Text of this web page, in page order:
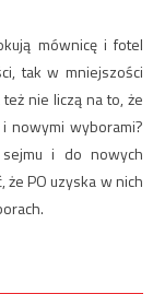
mównicę i fotel
tak w mniejszości
nie liczą na to, że
nowymi wyborami?
i do nowych
PO uzyska w nich